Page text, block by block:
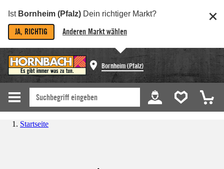
Ist Bornheim (Pfalz) Dein richtiger Markt?
JA, RICHTIG Anderen Markt wählen
Bornheim (Pfalz)
Startseite